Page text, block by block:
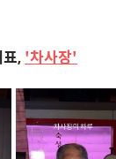
,'차사장'